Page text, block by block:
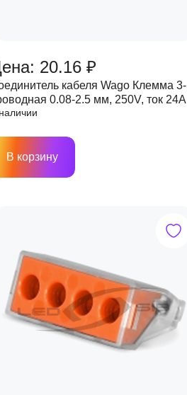
20.16 ₽
кабеля Wago Клемма 3-
0.08-2.5 мм, 250V, ток 24A
В корзину